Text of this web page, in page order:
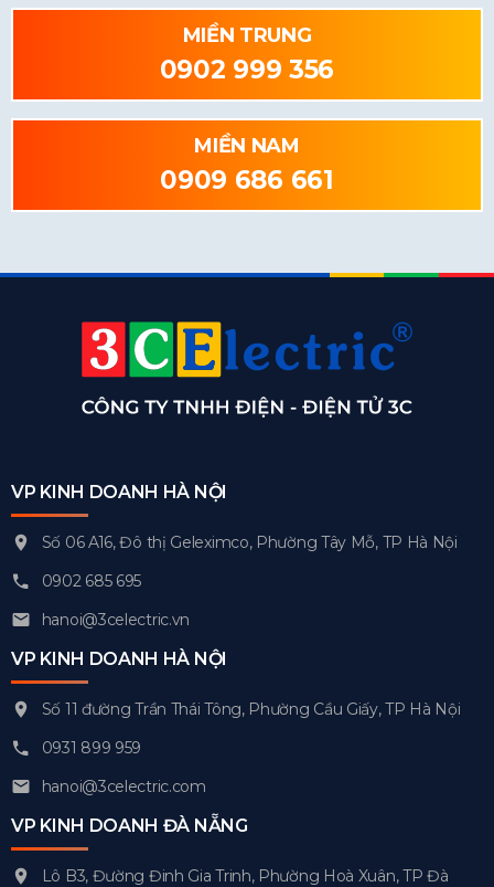
MIỀN TRUNG
0902 999 356
MIỀN NAM
0909 686 661
VP KINH DOANH HÀ NỘI
Số 06 A16, Đô thị Geleximco, Phường Tây Mỗ, TP Hà Nội
0902 685 695
hanoi@3celectric.vn
VP KINH DOANH HÀ NỘI
Số 11 đường Trần Thái Tông, Phường Cầu Giấy, TP Hà Nội
0931 899 959
hanoi@3celectric.com
VP KINH DOANH ĐÀ NẴNG
Lô B3, Đường Đinh Gia Trinh, Phường Hoà Xuân, TP Đà